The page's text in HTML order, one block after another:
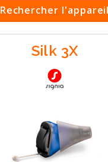
Rechercher l'appareil
Silk 3X